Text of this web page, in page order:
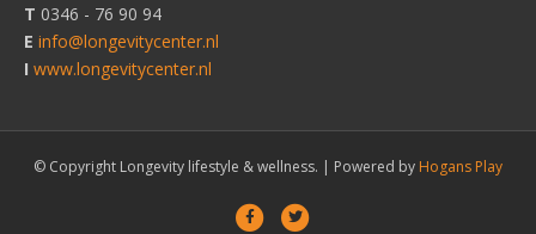
T 0346 - 76 90 94
E info@longevitycenter.nl
I www.longevitycenter.nl
© Copyright Longevity lifestyle & wellness. | Powered by Hogans Play
FacebookTwitter